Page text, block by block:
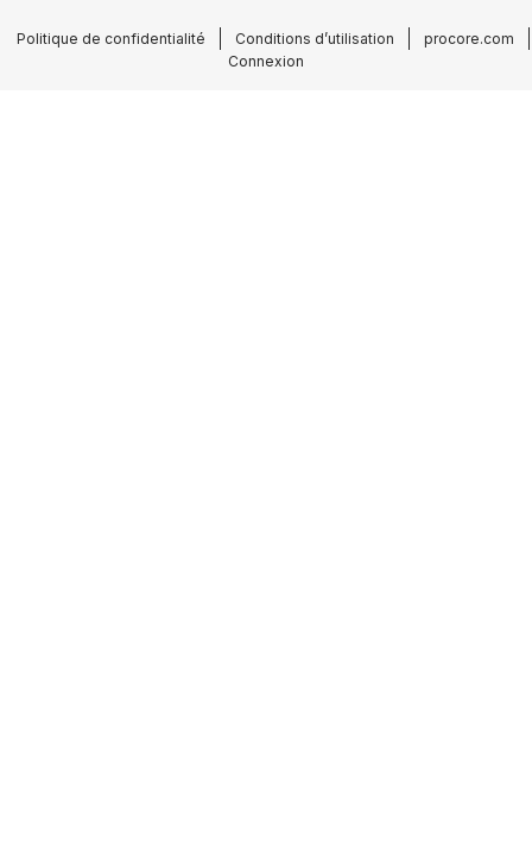
Politique de confidentialité Conditions d’utilisation
procore.com
Connexion